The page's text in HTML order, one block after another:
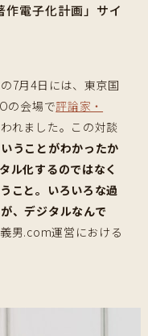
電子化計画」サイ
7月4日には、東京国
の会場で評論家・
れました。この対談
うことがわかったか
ル化するのではなく
こと。いろいろな過
、デジタルなんで
男.com運営における